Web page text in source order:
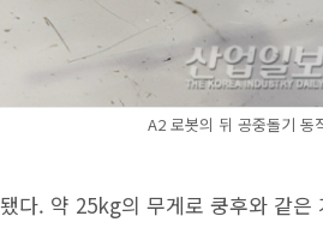
A2 로봇의 뒤 공중돌기 동
다. 약 25kg의 무게로 쿵후와 같